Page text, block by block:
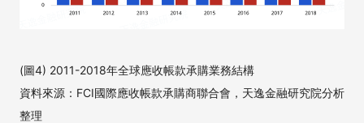
(圖4) 2011-2018年全球應收帳款承購業務結構
資料來源：FCI國際應收帳款承購商聯合會，天逸金融研究院分析
整理